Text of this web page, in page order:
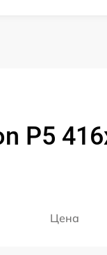
P5
Цена